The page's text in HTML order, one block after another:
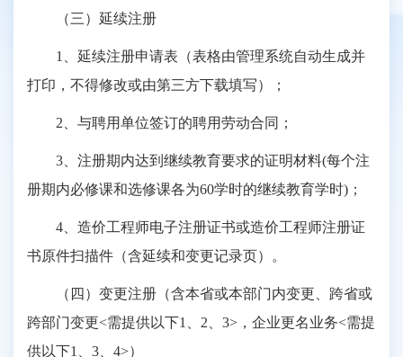
（三）延续注册
1、延续注册申请表（表格由管理系统自动生成并
打印，不得修改或由第三方下载填写）；
2、与聘用单位签订的聘用劳动合同；
3、注册期内达到继续教育要求的证明材料(每个注
册期内必修课和选修课各为60学时的继续教育学时)；
4、造价工程师电子注册证书或造价工程师注册证
书原件扫描件（含延续和变更记录页）。
（四）变更注册（含本省或本部门内变更、跨省或
跨部门变更<需提供以下1、2、3>，企业更名业务<需提
供以下1、3、4>）